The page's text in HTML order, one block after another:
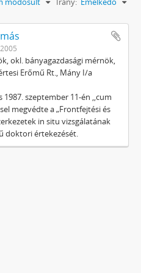
okl. bányagazdasági mérnök,
Erőmű Rt., Mány I/a
1987. szeptember 11-én ,,cum
megvédte a „Frontfejtési és
in situ vizsgálatának
doktori értekezését.